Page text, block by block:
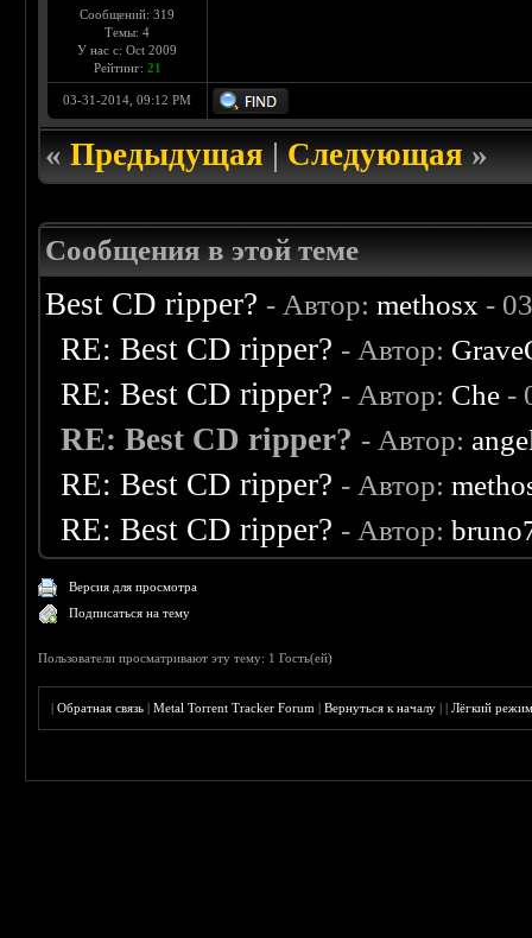
Сообщений: 319
Темы: 4
У нас с: Oct 2009
Рейтинг: 21
03-31-2014, 09:12 PM
«Предыдущая|Следующая»
Сообщения в этой теме
Best CD ripper? - Автор:methosx -
RE: Best CD ripper? - Автор:
RE: Best CD ripper? - Автор: Che -
RE: Best CD ripper? - Автор:
RE: Best CD ripper? - Автор:
RE: Best CD ripper? - Автор:
Версия для просмотра
Подписаться на тему
Пользователи просматривают эту тему: 1 Гость(ей)
|Обратная связь |Metal Torrent Tracker Forum |Вернуться к началу ||Лёгкий